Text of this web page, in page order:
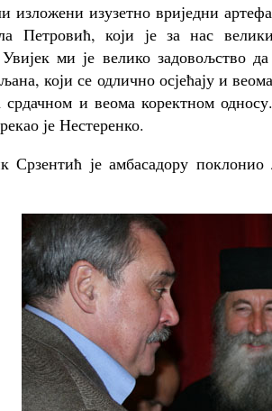
изложени изузетно вриједни
Петровић, који је за нас
Увијек ми је велико задовољство
који се одлично осјећају и
срдачном и веома коректном
је Нестеренко.
Срзентић је амбасадору